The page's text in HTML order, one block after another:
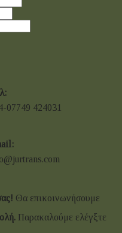
07749 424031
Θα επικοινωνήσουμε
Παρακαλούμε ελέγξτε